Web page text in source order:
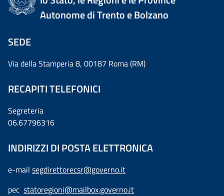
Autonome di Trento e Bolzano
SEDE
Via della Stamperia 8, 00187 Roma (RM)
RECAPITI TELEFONICI
Segreteria
06.67796316
INDIRIZZI DI POSTA ELETTRONICA
e-mail segdirettorecsr@governo.it
pec statoregioni@mailbox.governo.it